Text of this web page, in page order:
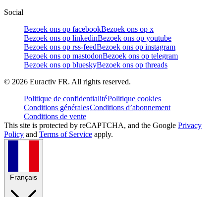
Social
Bezoek ons op facebookBezoek ons op x
Bezoek ons op linkedinBezoek ons op youtube
Bezoek ons op rss-feedBezoek ons op instagram
Bezoek ons op mastodonBezoek ons op telegram
Bezoek ons op blueskyBezoek ons op threads
© 2026 Euractiv FR. All rights reserved.
Politique de confidentialitéPolitique cookies
Conditions généralesConditions d’abonnement
Conditions de vente
This site is protected by reCAPTCHA, and the Google Privacy
Policy and Terms of Service apply.
Français